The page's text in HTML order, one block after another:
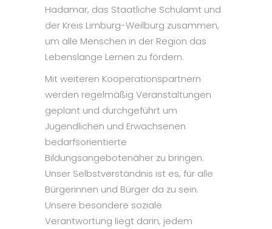
Hadamar, das Staatliche Schulamt und
der Kreis Limburg-Weilburg zusammen,
um alle Menschen in der Region das
Lebenslange Lernen zu fördern.
Mit weiteren Kooperationspartnern
werden regelmäßig Veranstaltungen
geplant und durchgeführt um
Jugendlichen und Erwachsenen
bedarfsorientierte
Bildungsangebotenäher zu bringen.
Unser Selbstverständnis ist es, für alle
Bürgerinnen und Bürger da zu sein.
Unsere besondere soziale
Verantwortung liegt darin, jedem